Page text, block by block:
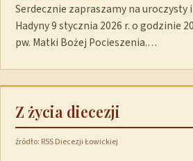
Serdecznie zapraszamy na uroczysty
Hadyny 9 stycznia 2026 r. o godzinie
pw. Matki Bożej Pocieszenia.…
Z życia diecezji
źródło: RSS Diecezji Łowickiej